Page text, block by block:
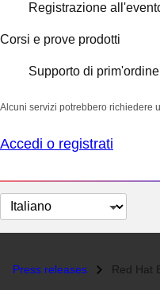
Registrazione
Corsi e prove prodotti
Supporto di prim'ordine
Alcuni servizi potrebbero richiedere
Accedi o registrati
Cambia
lingua
Press releases Red Hat